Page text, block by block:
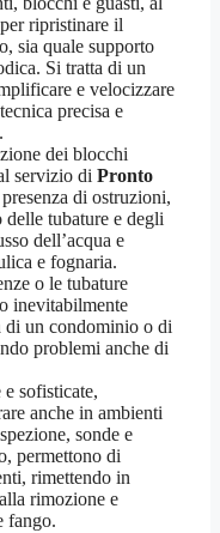
ripristinare il
sia quale supporto
Si tratta di un
e velocizzare
precisa e
dei blocchi
servizio di Pronto
di ostruzioni,
delle tubature e degli
dell’acqua e
e fognaria.
o le tubature
inevitabilmente
di un condominio o di
problemi anche di
sofisticate,
anche in ambienti
sonde e
permettono di
rimettendo in
rimozione e
fango.